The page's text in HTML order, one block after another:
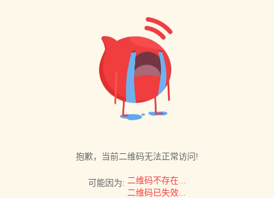
抱歉，当前二维码无法正常访问!
可能因为: 二维码不存在...
二维码已失效...